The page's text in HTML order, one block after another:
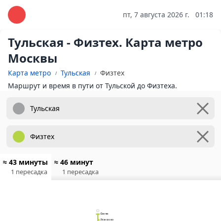
пт, 7 августа 2026 г. 01:18
Тульская - Физтех. Карта метро
Москвы
Карта метро Тульская
Физтех
Маршрут и время в пути от Тульской до Физтеха.
≈ 43 минуты
1 пересадка
≈ 46 минут
1 пересадка
Физтех
Лианозово
Физтех
Лианозово